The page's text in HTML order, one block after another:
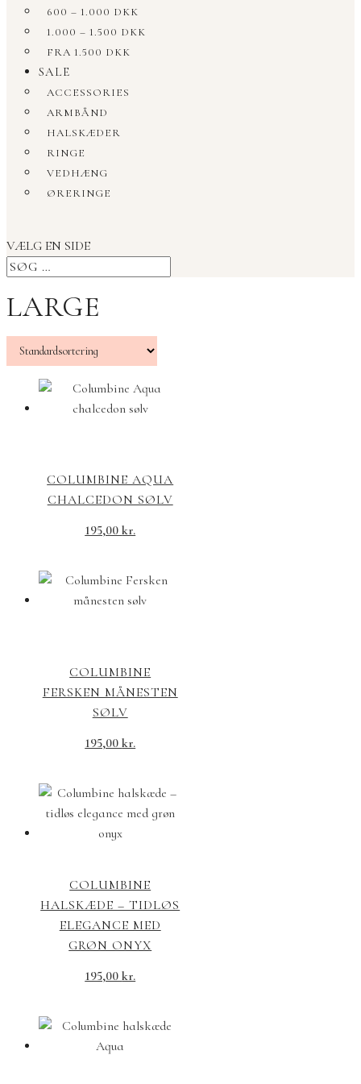
600 – 1.000 DKK
1.000 – 1.500 DKK
FRA 1.500 DKK
SALE
ACCESSORIES
ARMBÅND
HALSKÆDER
RINGE
VEDHÆNG
ØRERINGE
VÆLG EN SIDE
LARGE
COLUMBINE AQUA
CHALCEDON SØLV
195,00kr.
COLUMBINE
FERSKEN MÅNESTEN
SØLV
195,00kr.
COLUMBINE
HALSKÆDE – TIDLØS
ELEGANCE MED
GRØN ONYX
195,00kr.